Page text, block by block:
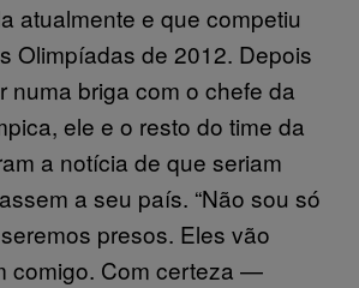
atualmente e que competiu
Olimpíadas de 2012. Depois
numa briga com o chefe da
ele e o resto do time da
a notícia de que seriam
a seu país. “Não sou só
presos. Eles vão
comigo. Com certeza —